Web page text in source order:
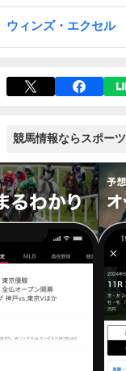
ウィンズ・エクセル
競馬情報ならスポー